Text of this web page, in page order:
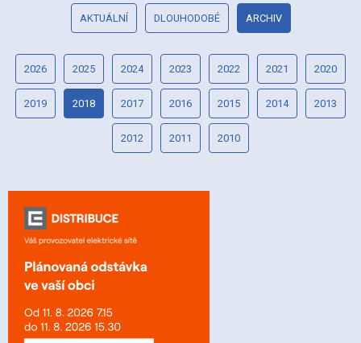
AKTUÁLNÍ DLOUHODOBÉ ARCHIV
2026 2025 2024 2023 2022 2021 2020
2019 2018 2017 2016 2015 2014 2013
2012 2011 2010